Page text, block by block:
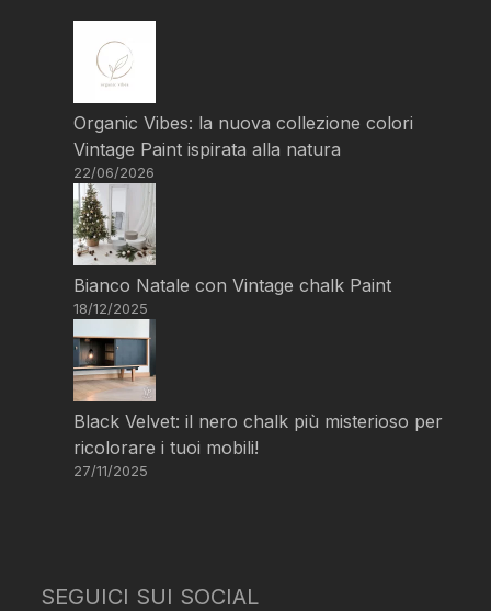
Organic Vibes: la nuova collezione colori
Vintage Paint ispirata alla natura
22/06/2026
Bianco Natale con Vintage chalk Paint
18/12/2025
Black Velvet: il nero chalk più misterioso per
ricolorare i tuoi mobili!
27/11/2025
SEGUICI SUI SOCIAL